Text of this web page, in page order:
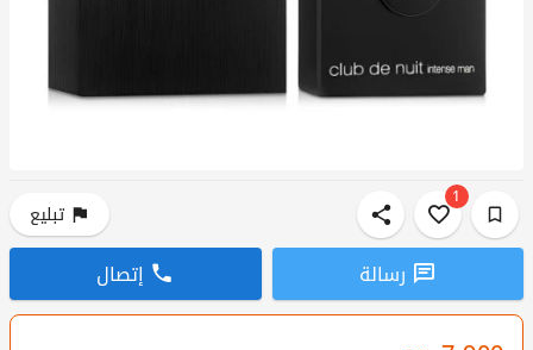
1
تبليع
رسالة إتصال